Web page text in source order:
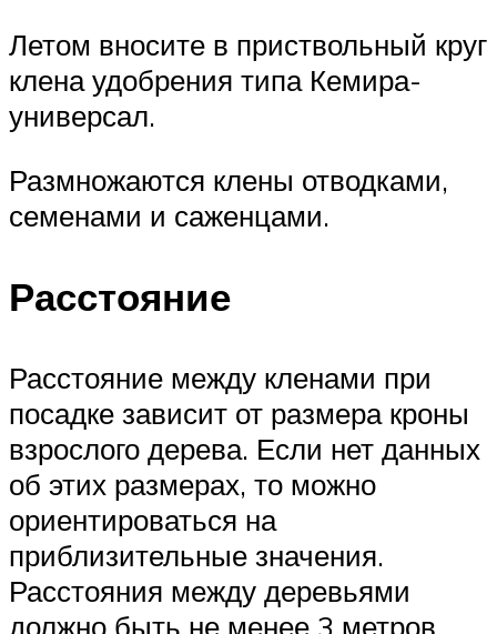
Летом вносите в приствольный круг
клена удобрения типа Кемира-
универсал.
Размножаются клены отводками,
семенами и саженцами.
Расстояние
Расстояние между кленами при
посадке зависит от размера кроны
взрослого дерева. Если нет данных
об этих размерах, то можно
ориентироваться на
приблизительные значения.
Расстояния между деревьями
должно быть не менее 3 метров.